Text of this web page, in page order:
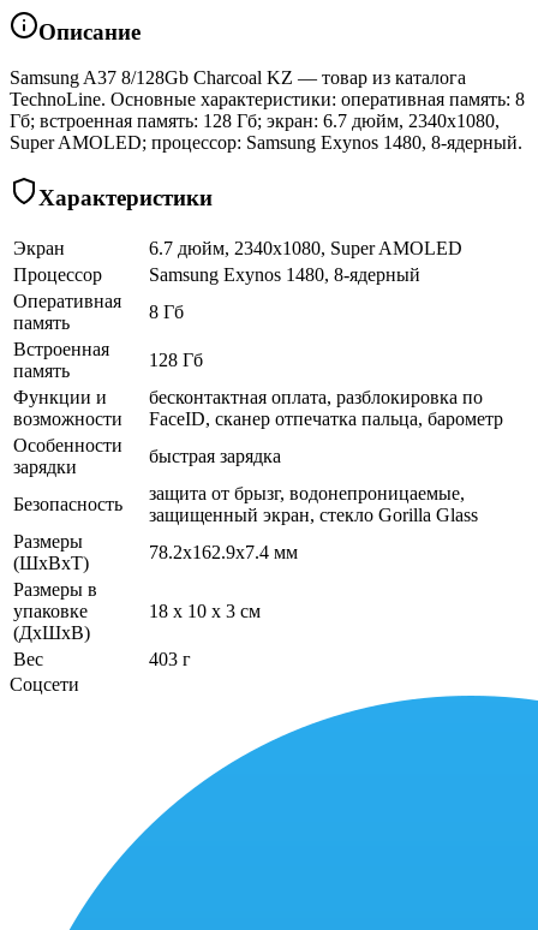
Описание
Samsung A37 8/128Gb Charcoal KZ — товар из каталога
TechnoLine. Основные характеристики: оперативная память: 8
Гб; встроенная память: 128 Гб; экран: 6.7 дюйм, 2340x1080,
Super AMOLED; процессор: Samsung Exynos 1480, 8-ядерный.
Характеристики
Экран
6.7 дюйм, 2340x1080, Super AMOLED
Процессор
Samsung Exynos 1480, 8-ядерный
Оперативная
память
8 Гб
Встроенная
память
128 Гб
Функции и
возможности
бесконтактная оплата, разблокировка по
FaceID, сканер отпечатка пальца, барометр
Особенности
зарядки
быстрая зарядка
Безопасность
защита от брызг, водонепроницаемые,
защищенный экран, cтекло Gorilla Glass
Размеры
(ШхВхТ)
78.2x162.9x7.4 мм
Размеры в
упаковке
(ДхШхВ)
18 x 10 x 3 см
Вес
403 г
Соцсети